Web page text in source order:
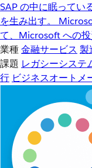
SAP の中に眠ってい
を生み出す。
て、Microsoft への投
業種金融サービス 製
課題 レガシーシステ
行 ビジネスオートメ